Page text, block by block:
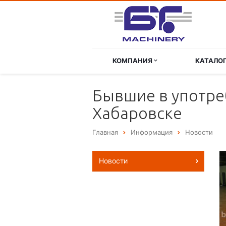
КОМПАНИЯ
Бывшие в
Хабаровске
Главная Информация Новости
Новости